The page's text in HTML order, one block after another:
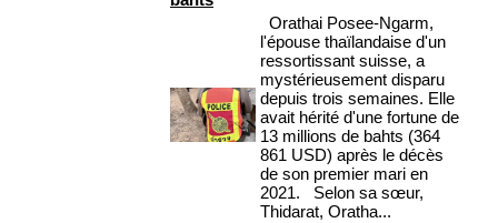
Orathai Posee-Ngarm,
l'épouse thaïlandaise d'un
ressortissant suisse, a
mystérieusement disparu
depuis trois semaines. Elle
avait hérité d'une fortune de
13 millions de bahts (364
861 USD) après le décès
de son premier mari en
2021. Selon sa sœur,
Thidarat, Oratha...